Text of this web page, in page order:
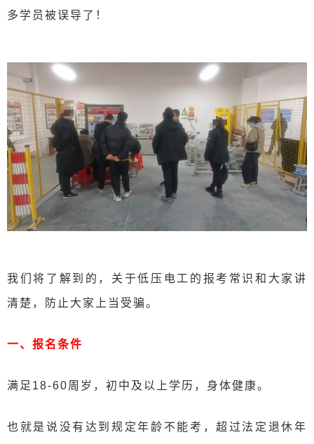
多学员被误导了！
我们将了解到的，关于低压电工的报考常识和大家讲
清楚，防止大家上当受骗。
一、报名条件
满足18-60周岁，初中及以上学历，身体健康。
也就是说没有达到规定年龄不能考，超过法定退休年